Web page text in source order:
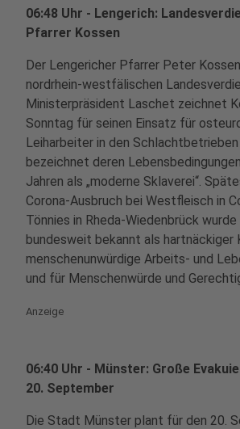
06:48 Uhr - Lengerich:
Pfarrer Kossen
Der Lengericher Pfarrer Peter
nordrhein-westfälischen
Ministerpräsident Laschet zeichnet
Sonntag für seinen Einsatz für
Leiharbeiter in den
bezeichnet deren
Jahren als „moderne Sklaverei“.
Corona-Ausbruch bei Westfleisch in
Tönnies in Rheda-Wiedenbrück wurde
bundesweit bekannt als hartnäckiger
menschenunwürdige Arbeits- und
und für Menschenwürde und
Anzeige
06:40 Uhr - Münster: Große
20. September
Die Stadt Münster plant für den 20.